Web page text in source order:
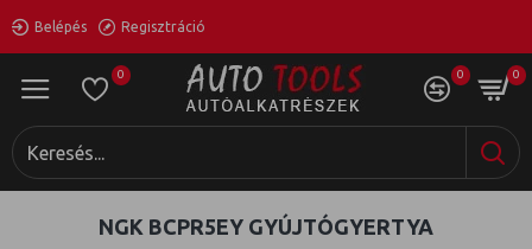
Belépés Regisztráció
0 0 0
NGK BCPR5EY GYÚJTÓGYERTYA